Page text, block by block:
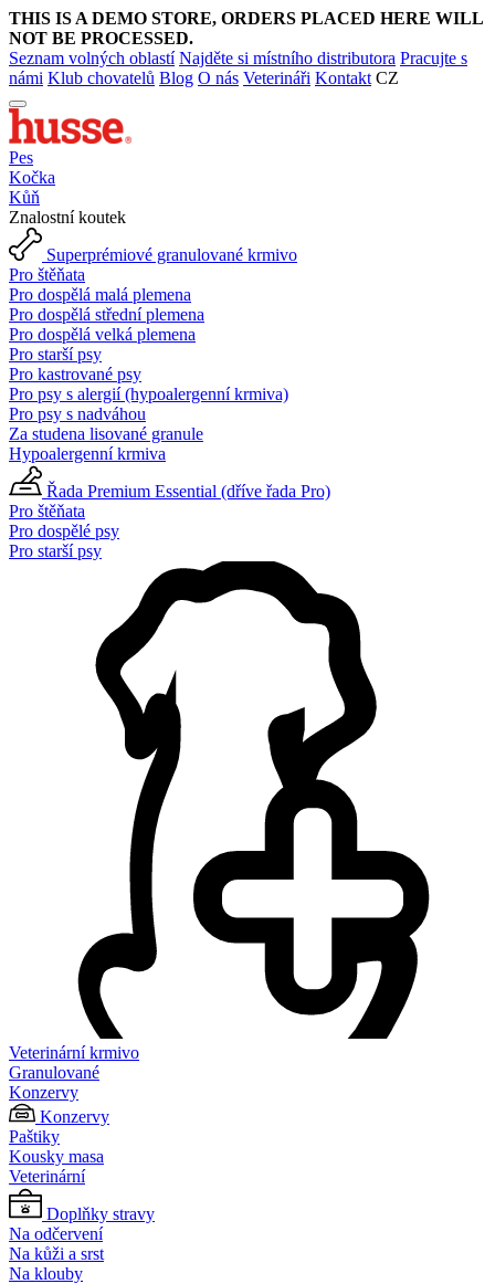
THIS IS A DEMO STORE, ORDERS PLACED HERE WILL
NOT BE PROCESSED.
Seznam volných oblastí Najděte si místního distributora Pracujte s
námi Klub chovatelů Blog O nás Veterináři Kontakt CZ
Pes
Kočka
Kůň
Znalostní koutek
Superprémiové granulované krmivo
Pro štěňata
Pro dospělá malá plemena
Pro dospělá střední plemena
Pro dospělá velká plemena
Pro starší psy
Pro kastrované psy
Pro psy s alergií (hypoalergenní krmiva)
Pro psy s nadváhou
Za studena lisované granule
Hypoalergenní krmiva
Řada Premium Essential (dříve řada Pro)
Pro štěňata
Pro dospělé psy
Pro starší psy
Veterinární krmivo
Granulované
Konzervy
Konzervy
Paštiky
Kousky masa
Veterinární
Doplňky stravy
Na odčervení
Na kůži a srst
Na klouby